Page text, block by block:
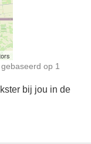
gebaseerd op 1
bij jou in de